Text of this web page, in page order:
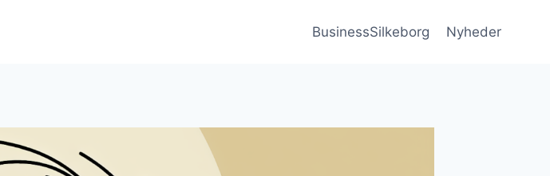
BusinessSilkeborg Nyheder